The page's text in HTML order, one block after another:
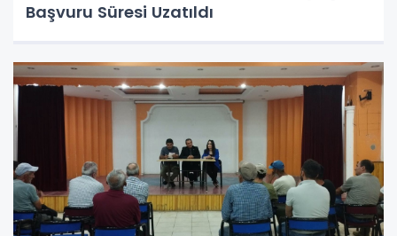
Başvuru Süresi Uzatıldı